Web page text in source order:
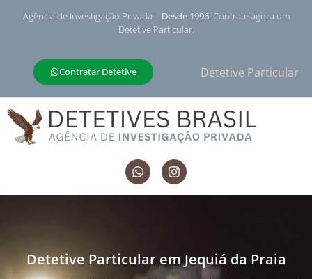
Agência de Investigação Privada – Desde 1996. Contrate agora um
Detetive Particular.
Contratar Detetive Detetive Particular
Detetive Particular em Jequiá da Praia